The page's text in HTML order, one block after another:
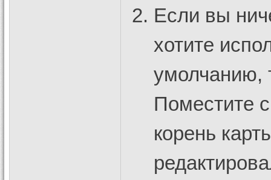
Если вы
хотите
умолчанию,
Поместите
корень